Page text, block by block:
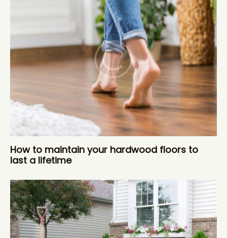
How to maintain your hardwood floors to
last a lifetime